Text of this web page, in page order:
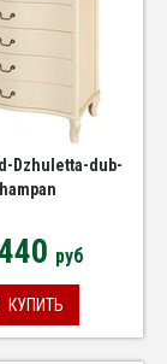
Dzhuletta-dub-
руб
КУПИТЬ